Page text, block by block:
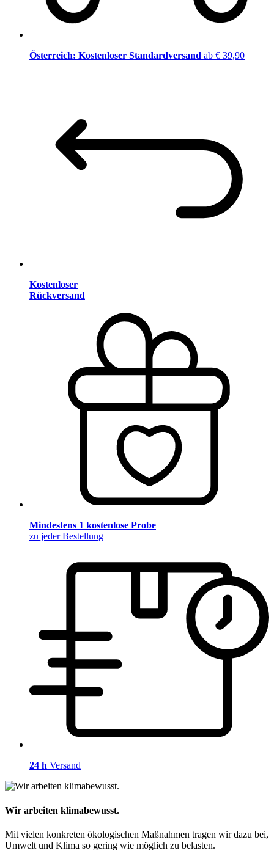
Österreich: Kostenloser Standardversand ab € 39,90
Kostenloser
Rückversand
Mindestens 1 kostenlose Probe
zu jeder Bestellung
24 h Versand
Wir arbeiten klimabewusst.
Mit vielen konkreten ökologischen Maßnahmen tragen wir dazu bei,
Umwelt und Klima so gering wie möglich zu belasten.